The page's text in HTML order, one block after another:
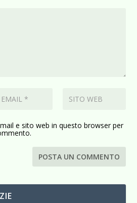
e sito web in questo browser per